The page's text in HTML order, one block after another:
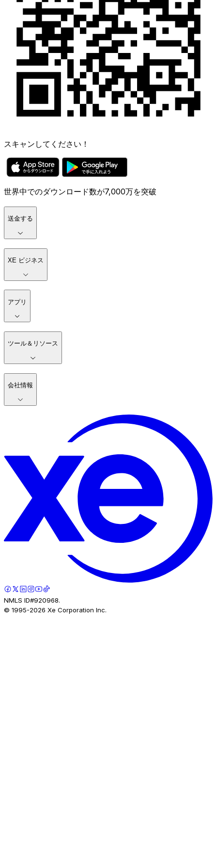
スキャンしてください！
世界中でのダウンロード数が7,000万を突破
送金する
XE ビジネス
アプリ
ツール＆リソース
会社情報
NMLS ID#920968.
© 1995-2026 Xe Corporation Inc.